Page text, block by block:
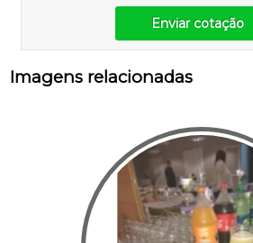
Enviar cotação
Imagens relacionadas